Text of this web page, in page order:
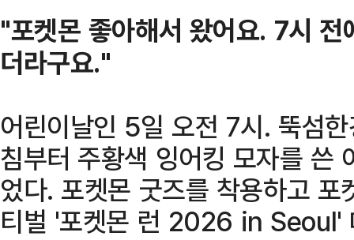
"포켓몬 좋아해서 왔어요. 7시
더라구요."
어린이날인 5일 오전 7시. 뚝섬
침부터 주황색 잉어킹 모자를 쓴
었다. 포켓몬 굿즈를 착용하고
티벌 '포켓몬 런 2026 in Seoul'